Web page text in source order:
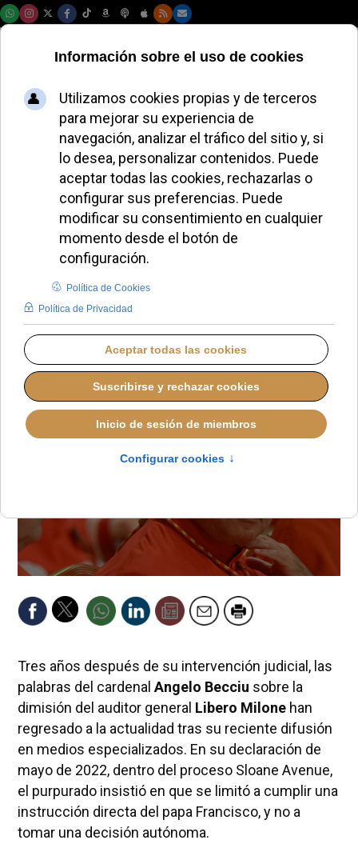
El caso Milone
resurge: Becciu
afirma que actuó
por orden de
Francisco
LUNES, 01 SEPTIEMBRE 2025 22:19
Tres años después de su intervención judicial, las
palabras del cardenal Angelo Becciu sobre la
dimisión del auditor general Libero Milonehan
regresado a la actualidad tras su reciente difusión
en medios especializados. En su declaración de
mayo de 2022, dentro del proceso Sloane Avenue,
el purpurado insistió en que se limitó a cumplir una
instrucción directa del papa Francisco, y no a
tomar una decisión autónoma.